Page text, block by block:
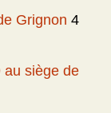
Grignon 4
au siège de